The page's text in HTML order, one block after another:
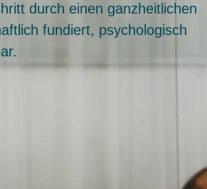
durch einen ganzheitlichen
fundiert, psychologisch